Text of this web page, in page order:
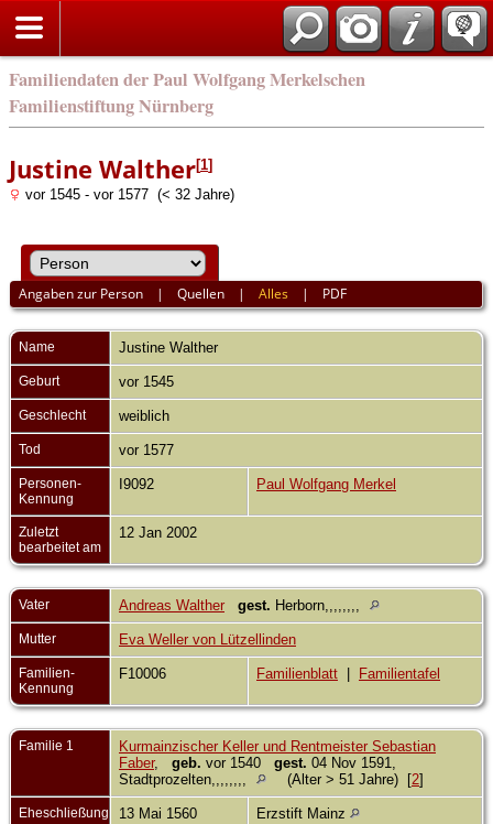
Familiendaten der Paul Wolfgang Merkelschen
Familienstiftung Nürnberg
Justine Walther[1]
vor 1545 - vor 1577 (< 32 Jahre)
Angaben zur Person |Quellen |Alles | PDF
Name Justine Walther
Geburt vor 1545
Geschlecht weiblich
Tod vor 1577
Personen-
Kennung
I9092 Paul Wolfgang Merkel
Zuletzt
bearbeitet am
12 Jan 2002
Vater Andreas Walther gest. Herborn,,,,,,,,
Mutter Eva Weller von Lützellinden
Familien-
Kennung
F10006 Familienblatt Familientafel
Familie 1
Kurmainzischer Keller und Rentmeister Sebastian
Faber, geb. vor 1540 gest. 04 Nov 1591,
Stadtprozelten,,,,,,,,
(Alter > 51 Jahre) [2]
Eheschließung 13 Mai 1560 Erzstift Mainz